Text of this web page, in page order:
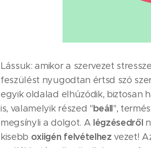
Lássuk: amikor a szervezet
feszülést nyugodtan értsd szó
egyik oldalad elhúzódik, biztosan
is, valamelyik részed "beáll",
megsínyli a dolgot. A légzésedről
kisebb oxiigén felvételhez vezet!